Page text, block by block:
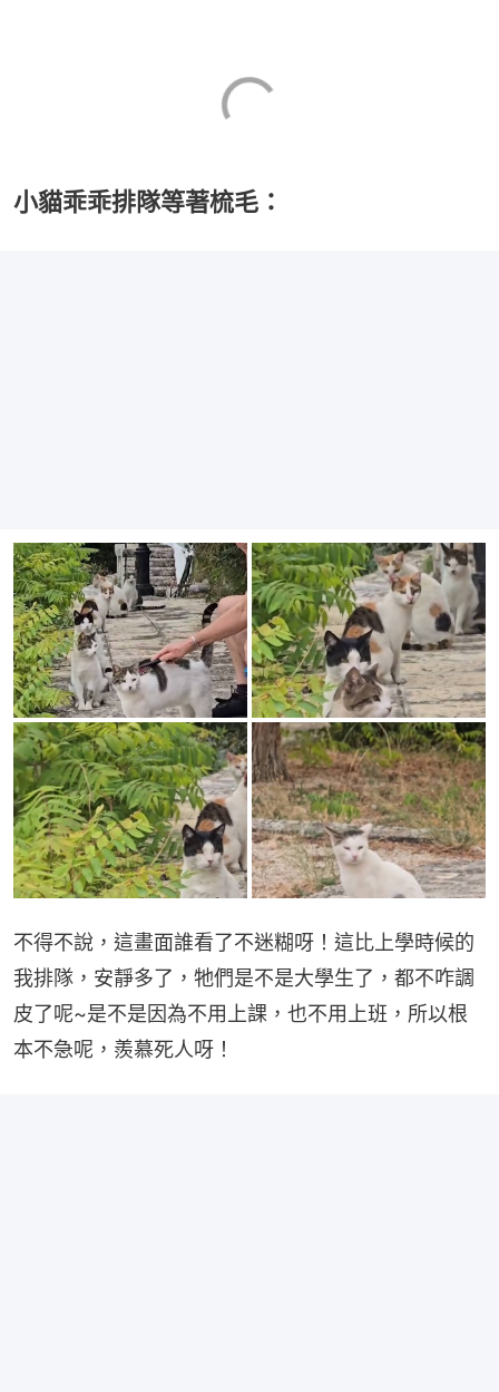
小貓乖乖排隊等著梳毛：
不得不說，這畫面誰看了不迷糊呀！這比上學時候的
我排隊，安靜多了，牠們是不是大學生了，都不咋調
皮了呢~是不是因為不用上課，也不用上班，所以根
本不急呢，羨慕死人呀！